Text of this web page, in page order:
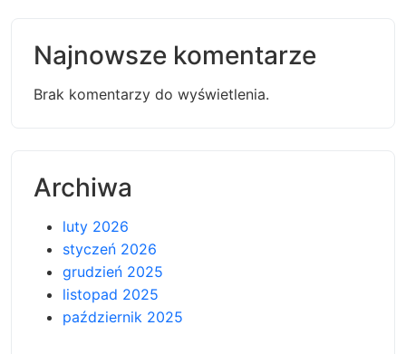
Najnowsze komentarze
Brak komentarzy do wyświetlenia.
Archiwa
luty 2026
styczeń 2026
grudzień 2025
listopad 2025
październik 2025